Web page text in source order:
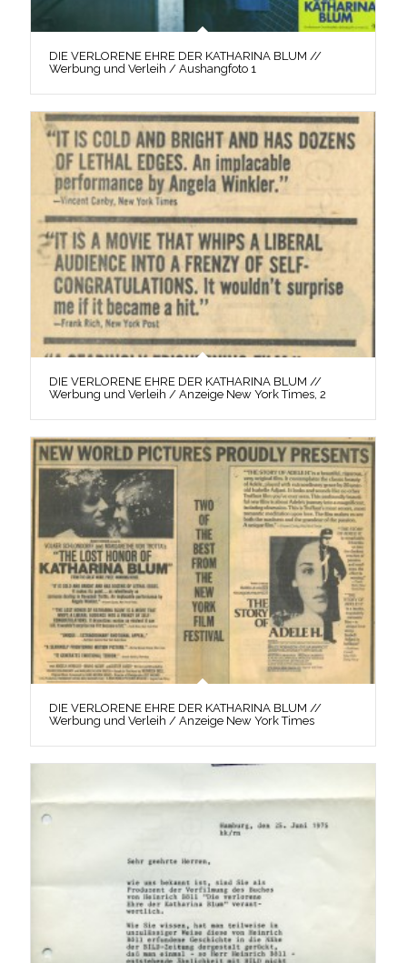
DIE VERLORENE EHRE DER KATHARINA BLUM //
Werbung und Verleih / Aushangfoto 1
DIE VERLORENE EHRE DER KATHARINA BLUM //
Werbung und Verleih / Anzeige New York Times, 2
DIE VERLORENE EHRE DER KATHARINA BLUM //
Werbung und Verleih / Anzeige New York Times